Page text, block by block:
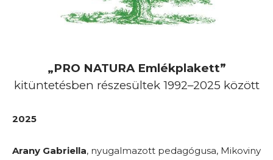
„PRO NATURA Emlékplakett”
kitüntetésben részesültek 1992–2025 között
2025
Arany Gabriella, nyugalmazott pedagógusa, Mikoviny